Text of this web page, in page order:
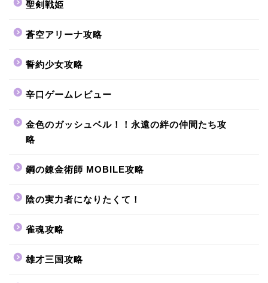
聖剣戦姫
蒼空アリーナ攻略
誓約少女攻略
辛口ゲームレビュー
金色のガッシュベル！！永遠の絆の仲間たち攻
略
鋼の錬金術師 MOBILE攻略
陰の実力者になりたくて！
雀魂攻略
雄才三国攻略